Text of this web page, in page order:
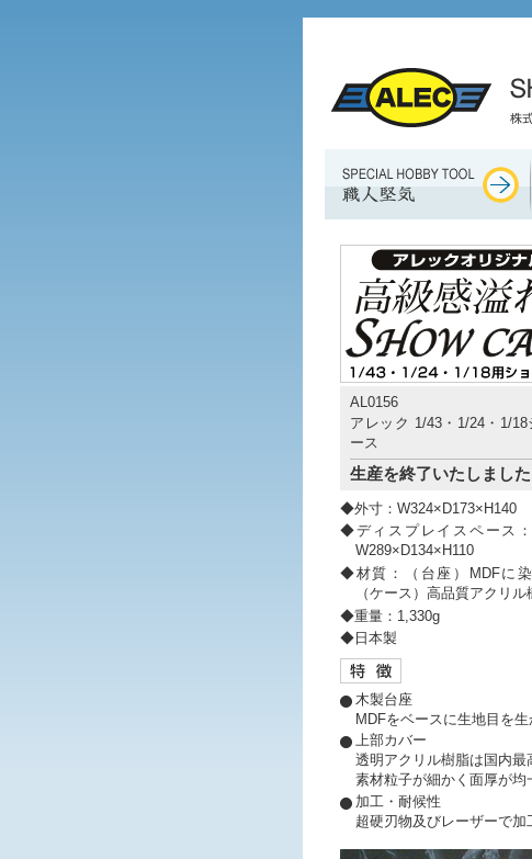
AL0156
アレック 1/43・1/24・1/18
ース
生産を終了いたしました
◆外寸：W324×D173×H140
◆ディスプレイスペース：
W289×D134×H110
◆材質：（台座）MDFに
（ケース）高品質アクリ
◆重量：1,330g
◆日本製
木製台座
MDFをベースに生地目を
上部カバー
透明アクリル樹脂は国内最
素材粒子が細かく面厚が均
加工・耐候性
超硬刃物及びレーザーで加